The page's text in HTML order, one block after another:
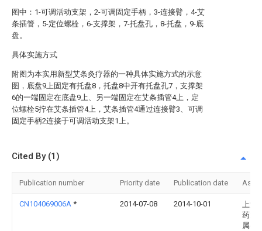
图中：1-可调活动支架，2-可调固定手柄，3-连接臂，4-艾
条插管，5-定位螺栓，6-支撑架，7-托盘孔，8-托盘，9-底
盘。
具体实施方式
附图为本实用新型艾条灸疗器的一种具体实施方式的示意
图，底盘9上固定有托盘8，托盘8中开有托盘孔7，支撑架
6的一端固定在底盘9上、另一端固定在艾条插管4上，定
位螺栓5拧在艾条插管4上，艾条插管4通过连接臂3、可调
固定手柄2连接于可调活动支架1上。
Cited By (1)
Publication number Priority date Publication date
CN104069006A * 2014-07-08 2014-10-01
上海
药大
属岳